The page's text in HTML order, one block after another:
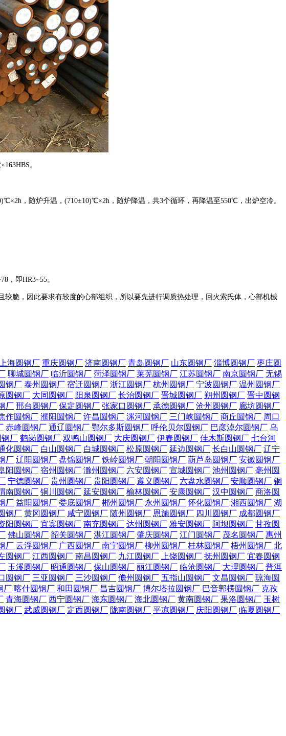
。
，随炉升温，(710±10)℃×2h，随炉降温，共3个循环，再降温至550℃，出炉空冷。
，即HR3~55。
脆，因此要求有较度的心部组织，所以要先进行调质热处理，回火索氏体，心部机械
上海圆钢厂 重庆圆钢厂 济南圆钢厂 青岛圆钢厂 山东圆钢厂 淄博圆钢厂 枣庄圆
聊城圆钢厂 临沂圆钢厂 菏泽圆钢厂 莱芜圆钢厂 江苏圆钢厂 南京圆钢厂 无锡
钢厂 泰州圆钢厂 宿迁圆钢厂 浙江圆钢厂 杭州圆钢厂 宁波圆钢厂 温州圆钢厂
圆钢厂 大同圆钢厂 阳泉圆钢厂 长治圆钢厂 晋城圆钢厂 朔州圆钢厂 晋中圆钢
厂 邢台圆钢厂 保定圆钢厂 张家口圆钢厂 承德圆钢厂 沧州圆钢厂 廊坊圆钢厂
作圆钢厂 濮阳圆钢厂 许昌圆钢厂 漯河圆钢厂 三门峡圆钢厂 商丘圆钢厂 周口
赤峰圆钢厂 通辽圆钢厂 鄂尔多斯圆钢厂 呼伦贝尔圆钢厂 巴彦淖尔圆钢厂 乌
钢厂 鹤岗圆钢厂 双鸭山圆钢厂 大庆圆钢厂 伊春圆钢厂 佳木斯圆钢厂 七台河
化圆钢厂 白山圆钢厂 白城圆钢厂 松原圆钢厂 延边圆钢厂 长白山圆钢厂 辽宁
厂 辽阳圆钢厂 盘锦圆钢厂 铁岭圆钢厂 朝阳圆钢厂 葫芦岛圆钢厂 安徽圆钢厂
阳圆钢厂 宿州圆钢厂 滁州圆钢厂 六安圆钢厂 宣城圆钢厂 池州圆钢厂 亳州圆
宁德圆钢厂 贵州圆钢厂 贵阳圆钢厂 遵义圆钢厂 六盘水圆钢厂 安顺圆钢厂 铜
南圆钢厂 铜川圆钢厂 延安圆钢厂 榆林圆钢厂 安康圆钢厂 汉中圆钢厂 商洛圆
厂 益阳圆钢厂 娄底圆钢厂 郴州圆钢厂 永州圆钢厂 怀化圆钢厂 湘西圆钢厂 湖
钢厂 黄冈圆钢厂 咸宁圆钢厂 随州圆钢厂 恩施圆钢厂 四川圆钢厂 成都圆钢厂
阳圆钢厂 宜宾圆钢厂 南充圆钢厂 达州圆钢厂 雅安圆钢厂 阿坝圆钢厂 甘孜圆
佛山圆钢厂 韶关圆钢厂 湛江圆钢厂 肇庆圆钢厂 江门圆钢厂 茂名圆钢厂 惠州
厂 云浮圆钢厂 广西圆钢厂 南宁圆钢厂 柳州圆钢厂 桂林圆钢厂 梧州圆钢厂 北
圆钢厂 江西圆钢厂 南昌圆钢厂 九江圆钢厂 上饶圆钢厂 抚州圆钢厂 宜春圆钢
玉溪圆钢厂 昭通圆钢厂 保山圆钢厂 丽江圆钢厂 临沧圆钢厂 大理圆钢厂 普洱
圆钢厂 三亚圆钢厂 三沙圆钢厂 儋州圆钢厂 五指山圆钢厂 文昌圆钢厂 琼海圆
厂 喀什圆钢厂 和田圆钢厂 昌吉圆钢厂 博尔塔拉圆钢厂 巴音郭楞圆钢厂 克孜
青海圆钢厂 西宁圆钢厂 海东圆钢厂 海北圆钢厂 黄南圆钢厂 果洛圆钢厂 玉树
钢厂 武威圆钢厂 定西圆钢厂 陇南圆钢厂 平凉圆钢厂 庆阳圆钢厂 临夏圆钢厂